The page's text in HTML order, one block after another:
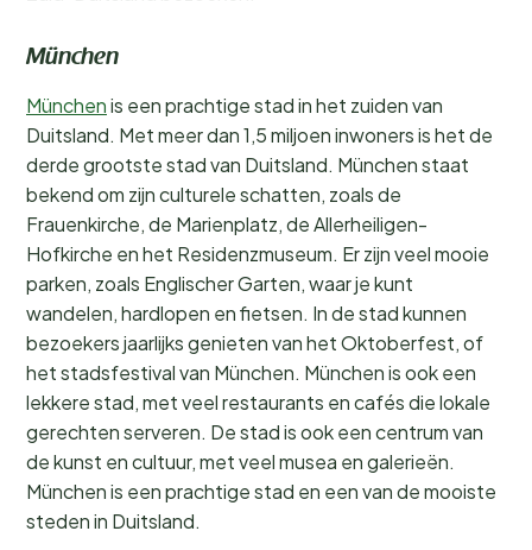
München
Münchenis een prachtige stad in het zuiden van
Duitsland. Met meer dan 1,5 miljoen inwoners is het de
derde grootste stad van Duitsland. München staat
bekend om zijn culturele schatten, zoals de
Frauenkirche, de Marienplatz, de Allerheiligen-
Hofkirche en het Residenzmuseum. Er zijn veel mooie
parken, zoals Englischer Garten, waar je kunt
wandelen, hardlopen en fietsen. In de stad kunnen
bezoekers jaarlijks genieten van het Oktoberfest, of
het stadsfestival van München. München is ook een
lekkere stad, met veel restaurants en cafés die lokale
gerechten serveren. De stad is ook een centrum van
de kunst en cultuur, met veel musea en galerieën.
München is een prachtige stad en een van de mooiste
steden in Duitsland.